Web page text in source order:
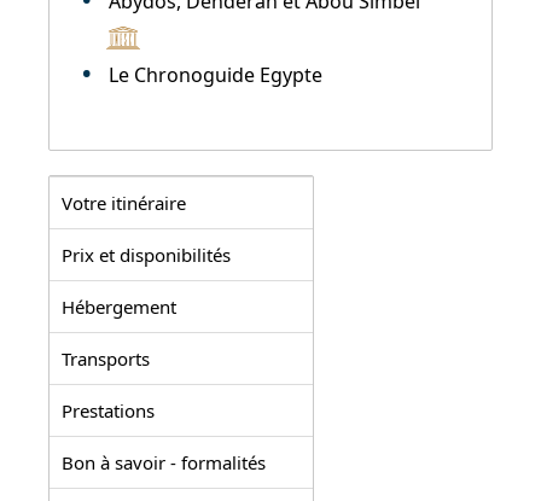
Le Chronoguide Egypte
Votre itinéraire
Prix et disponibilités
Hébergement
Transports
Prestations
Bon à savoir - formalités